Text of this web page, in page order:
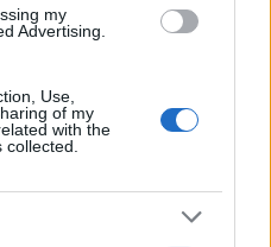
my
Advertising.
Use,
of my
with the
(1) λαχνός για κάθε
λαχνούς που εξασφάλισα
τόπο της ΑΑΔΕ,